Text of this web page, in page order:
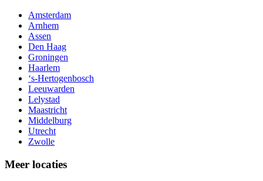
Amsterdam
Arnhem
Assen
Den Haag
Groningen
Haarlem
‘s-Hertogenbosch
Leeuwarden
Lelystad
Maastricht
Middelburg
Utrecht
Zwolle
Meer locaties